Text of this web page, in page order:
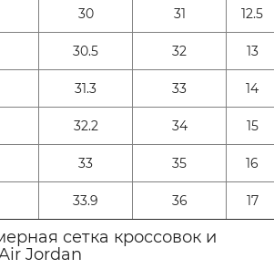
30 31
12.5
30.5 32
13
31.3 33
14
32.2 34
15
33 35
16
33.9 36 17
сетка кроссовок и
Jordan